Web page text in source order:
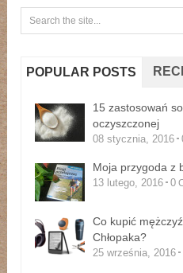
POPULAR POSTS
15 zastosowań
oczyszczonej
08 stycznia, 2016
Moja przygoda z
13 lutego, 2016 0
Co kupić
Chłopaka?
25 września, 2016